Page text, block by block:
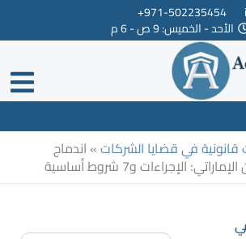
971-502235454+
الأحد - الخميس: 9 ص - 6 م
قانونية في قضايا الشركات» اندماج
الإجراءات و7 شروط أساسية